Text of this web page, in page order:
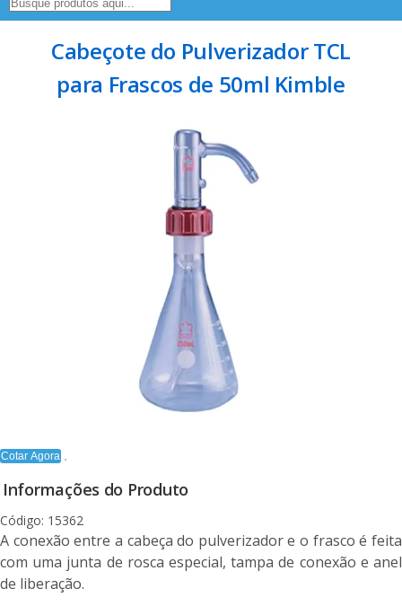
Cabeçote do Pulverizador TCL
para Frascos de 50ml Kimble
Cotar Agora
Informações do Produto
Código: 15362
A conexão entre a cabeça do pulverizador e o frasco é feita
com uma junta de rosca especial, tampa de conexão e anel
de liberação.